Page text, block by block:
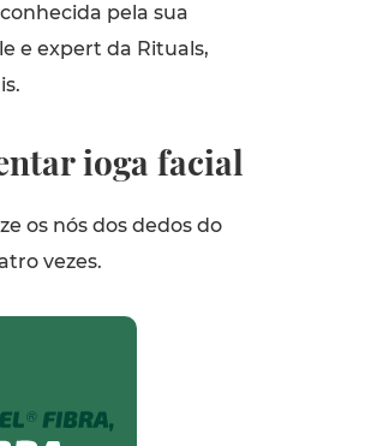
pela sua
e expert da Rituals,
ioga facial
os nós dos dedos do
vezes.